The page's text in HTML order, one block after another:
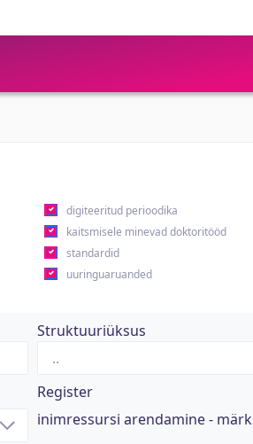
digiteeritud perioodika
kaitsmisele minevad doktoritööd
standardid
uuringuaruanded
Struktuuriüksus
Register
inimressursi arendamine -